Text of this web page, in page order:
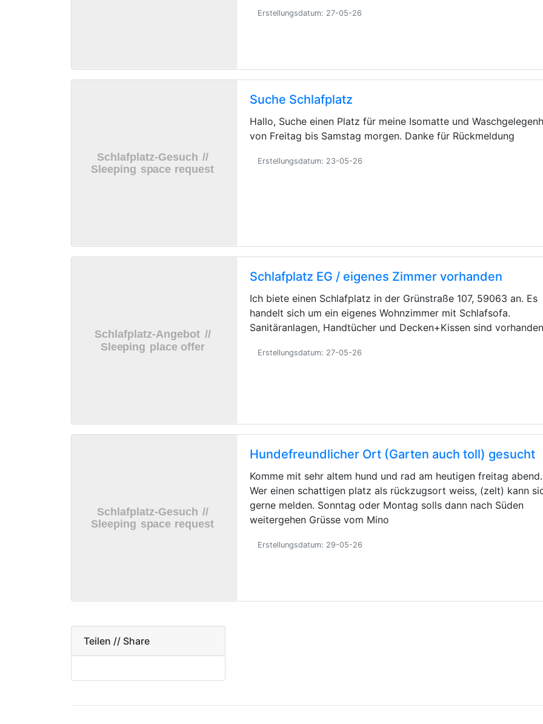
Erstellungsdatum: 27-05-26
Suche Schlafplatz
Hallo, Suche einen Platz für meine Isomatte und
von Freitag bis Samstag morgen. Danke für Rückmeldung
Erstellungsdatum: 23-05-26
Schlafplatz EG / eigenes Zimmer vorhanden
Ich biete einen Schlafplatz in der Grünstraße 107, 59063 an. Es
handelt sich um ein eigenes Wohnzimmer mit Schlafsofa.
Sanitäranlagen, Handtücher und Decken+Kissen sind
Erstellungsdatum: 27-05-26
Hundefreundlicher Ort (Garten auch toll) gesucht
Komme mit sehr altem hund und rad am heutigen freitag abend.
Wer einen schattigen platz als rückzugsort weiss, (zelt) kann
gerne melden. Sonntag oder Montag solls dann nach Süden
weitergehen Grüsse vom Mino
Erstellungsdatum: 29-05-26
Teilen // Share